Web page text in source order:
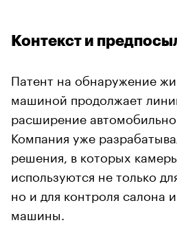
Контекст и
Патент на обнаружение
машиной продолжает
расширение
Компания уже
решения, в которых
используются не только
но и для контроля салона
машины.